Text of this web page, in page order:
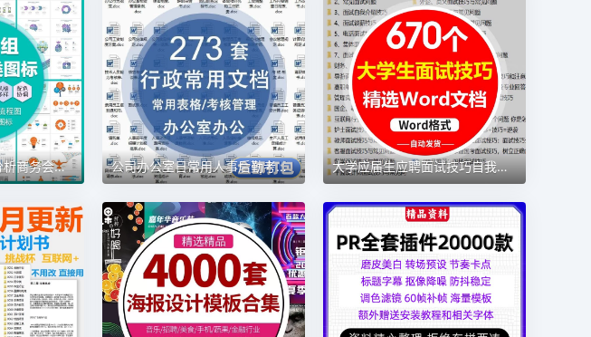
PPT分类图表数据分析商务会议架构流程图标商业统计素材模板 公司办公室日常用人事后勤考核制度行政管理word文档表格模板范文，精选273套 大学应届生应聘面试技巧自我介绍招聘找工作常见问题银行教师会计